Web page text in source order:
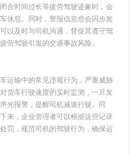
合时间过长等疲劳驾驶迹象时，会
休息。同时，警报信息也会同步发
以及时与司机沟通，督促其遵守驾
劳驾驶引发的交通事故风险。
运输中的常见违规行为，严重威胁
货车行驶速度的实时监测，一旦发
光报警，提醒司机减速行驶。同
来，企业管理者可以根据这些记录
罚，规范司机的驾驶行为，确保运